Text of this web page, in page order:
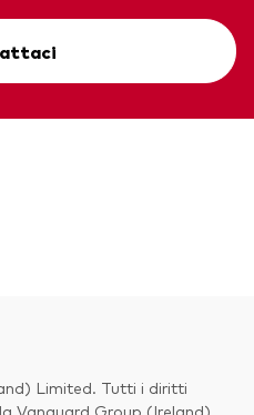
Limited. Tutti i diritti
Vanguard Group (Ireland)